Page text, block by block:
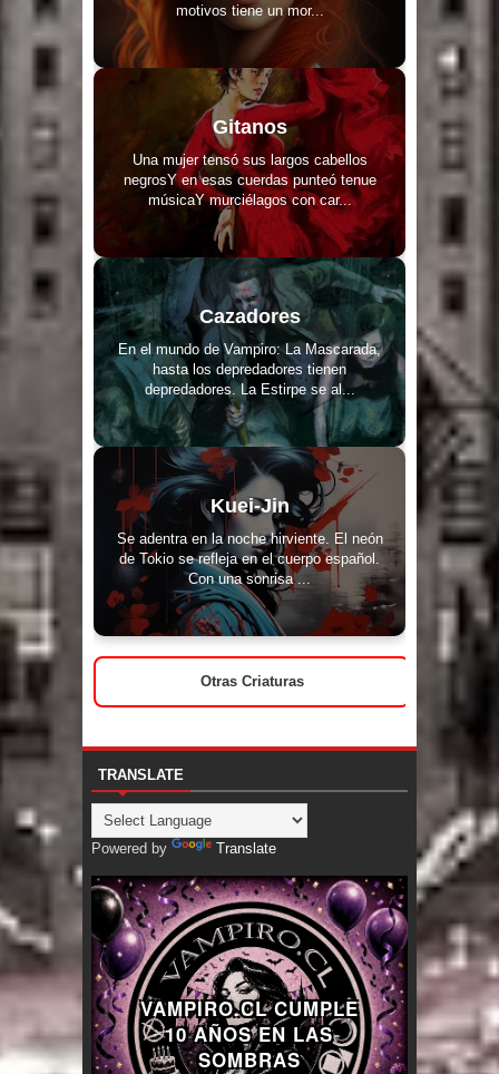
motivos tiene un mor...
Gitanos
Una mujer tensó sus largos cabellos
negrosY en esas cuerdas punteó tenue
músicaY murciélagos con car...
Cazadores
En el mundo de Vampiro: La Mascarada,
hasta los depredadores tienen
depredadores. La Estirpe se al...
Kuei-Jin
Se adentra en la noche hirviente. El neón
de Tokio se refleja en el cuerpo español.
Con una sonrisa ...
Otras Criaturas
TRANSLATE
Powered by Translate
VAMPIRO.CL CUMPLE
10 AÑOS EN LAS
SOMBRAS